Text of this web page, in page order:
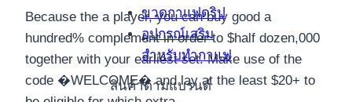
ขวดกาแฟดริป
อุปกรณ์เสริม
สำหรับทำกาแฟ
สินค้าตามแบรนด์
Because the a player, you can buy good a
hundred% complement in order to $half dozen,000
together with your earliest set. Make use of the
code �WELCOME� and lay at the least $20+ to